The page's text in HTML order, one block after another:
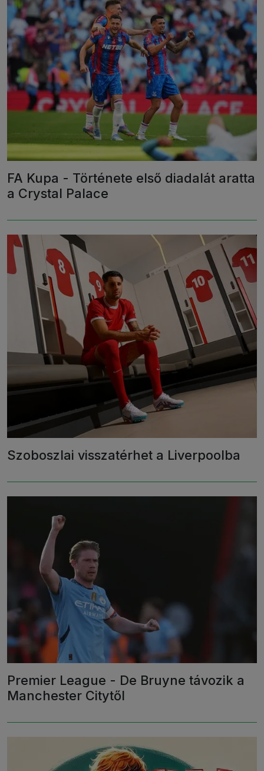
FA Kupa - Története első diadalát aratta
a Crystal Palace
Szoboszlai visszatérhet a Liverpoolba
Premier League - De Bruyne távozik a
Manchester Citytől